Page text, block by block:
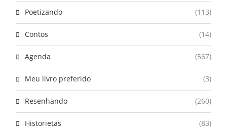
Poetizando (113)
Contos (14)
Agenda (567)
Meu livro preferido (3)
Resenhando (260)
Historietas (83)